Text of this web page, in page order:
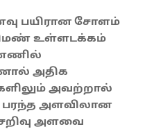
பயிரான சோளம்
உள்ளடக்கம்
அதிக
அவற்றால்
பரந்த அளவிலான
அளவை